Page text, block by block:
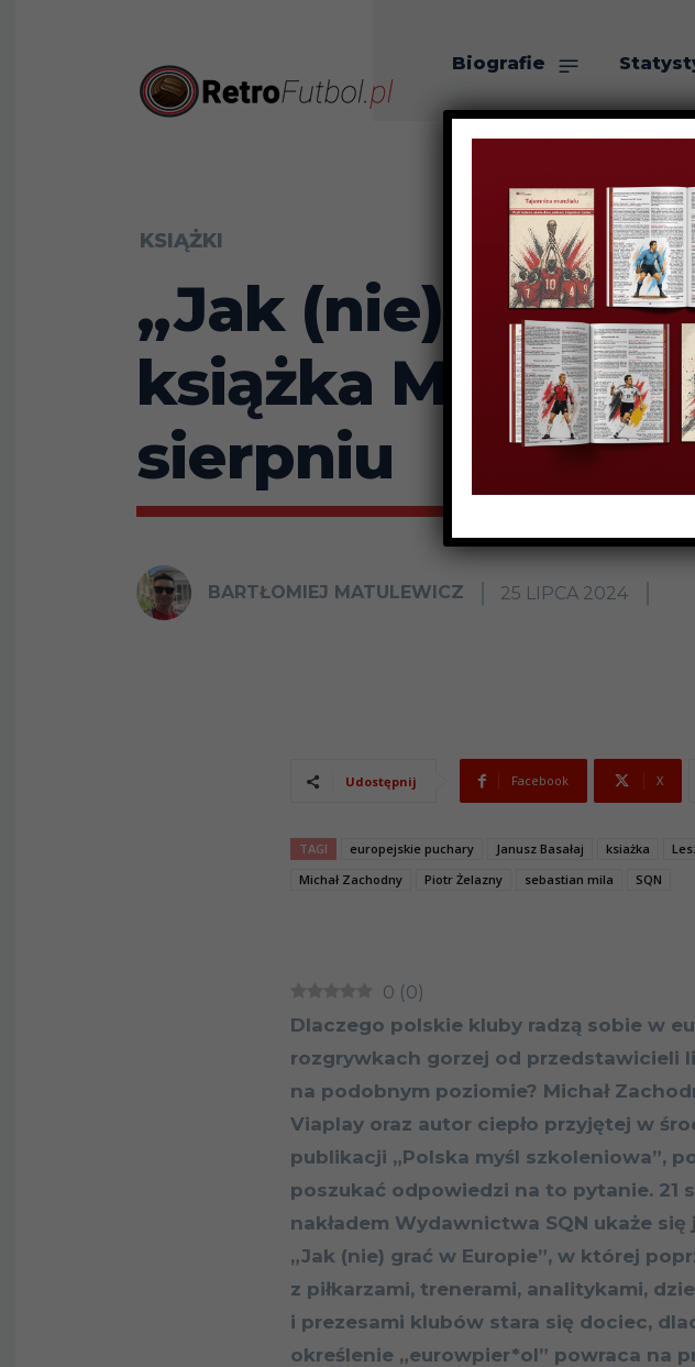
Biografie
O nas
KSIĄŻKI
„Jak (nie) grać
książka Michała
sierpniu
BARTŁOMIEJ MATULEWICZ 25 LIPCA 2024
Udostępnij Facebook X
TAGI europejskie puchary Janusz Basałaj ksiażka
Michał Zachodny
Piotr Żelazny sebastian mila SQN
0 (0)
Dlaczego polskie kluby radzą sobie w
rozgrywkach gorzej od przedstawicieli
na podobnym poziomie? Michał
Viaplay oraz autor ciepło przyjętej w
publikacji „Polska myśl szkoleniowa”,
poszukać odpowiedzi na to pytanie. 21
nakładem Wydawnictwa SQN ukaże się
„Jak (nie) grać w Europie”, w której
z piłkarzami, trenerami, analitykami,
i prezesami klubów stara się dociec,
określenie „eurowpier*ol” powraca na